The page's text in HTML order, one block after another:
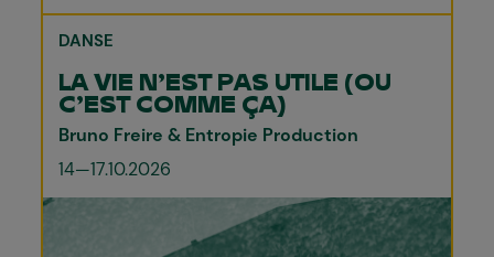
DANSE
LA VIE N’EST PAS UTILE (OU
C’EST COMME ÇA)
Bruno Freire & Entropie Production
14—17.10.2026